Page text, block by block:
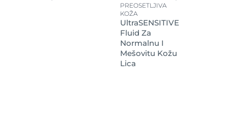
PREOSETLJIVA
KOŽA
UltraSENSITIVE
Fluid Za
Normalnu I
Mešovitu Kožu
Lica